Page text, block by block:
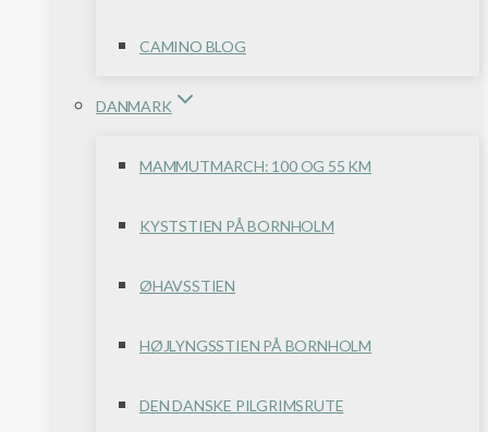
CAMINO BLOG
DANMARK
MAMMUTMARCH: 100 OG 55 KM
KYSTSTIEN PÅ BORNHOLM
ØHAVSSTIEN
HØJLYNGSSTIEN PÅ BORNHOLM
DEN DANSKE PILGRIMSRUTE